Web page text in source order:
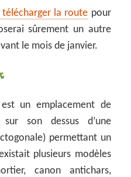
télécharger la route pour
sûrement un autre
le mois de janvier.
un emplacement de
son dessus d’une
permettant un
plusieurs modèles
canon antichars,